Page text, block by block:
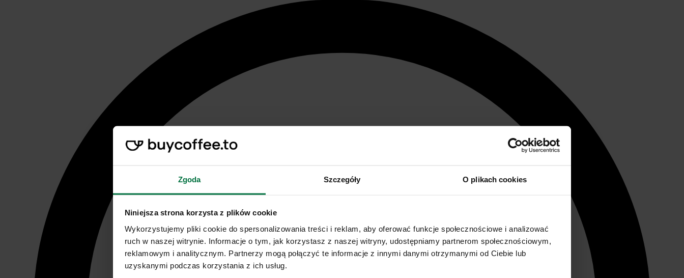
Zgoda Szczegóły O plikach cookies
Niniejsza strona korzysta z plików cookie
Wykorzystujemy pliki cookie do spersonalizowania treści i reklam, aby oferować funkcje społecznościowe i analizować
ruch w naszej witrynie. Informacje o tym, jak korzystasz z naszej witryny, udostępniamy partnerom społecznościowym,
reklamowym i analitycznym. Partnerzy mogą połączyć te informacje z innymi danymi otrzymanymi od Ciebie lub
uzyskanymi podczas korzystania z ich usług.